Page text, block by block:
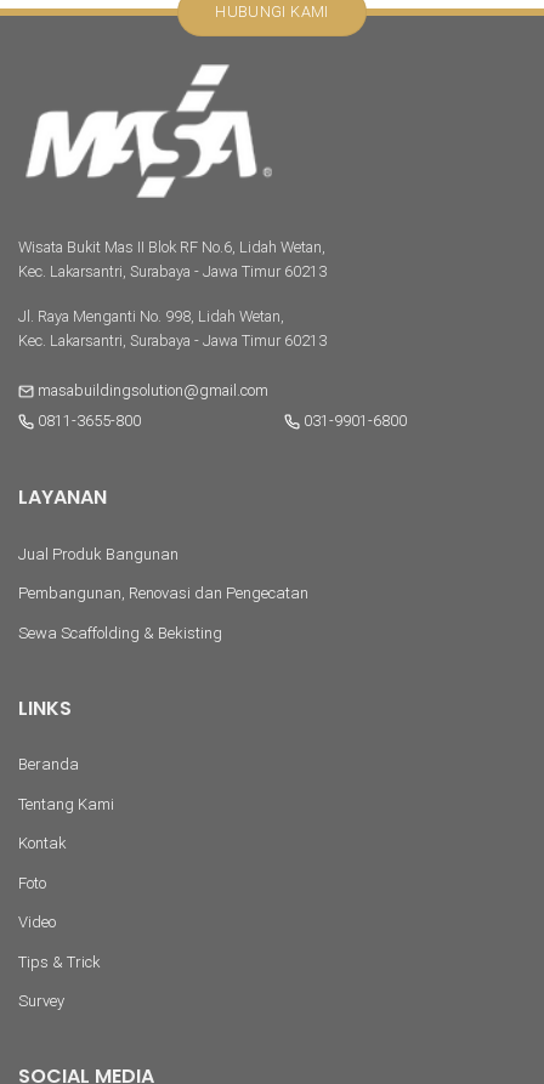
Wisata Bukit Mas II Blok RF No.6, Lidah Wetan,
Kec. Lakarsantri, Surabaya - Jawa Timur 60213
Jl. Raya Menganti No. 998, Lidah Wetan,
Kec. Lakarsantri, Surabaya - Jawa Timur 60213
masabuildingsolution@gmail.com
0811-3655-800
031-9901-6800
LAYANAN
Jual Produk Bangunan
Pembangunan, Renovasi dan Pengecatan
Sewa Scaffolding & Bekisting
LINKS
Beranda
Tentang Kami
Kontak
Foto
Video
Tips & Trick
Survey
SOCIAL MEDIA
HUBUNGI KAMI